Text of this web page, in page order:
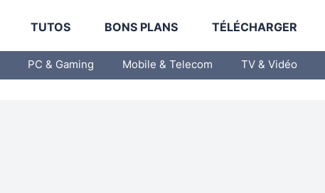
TUTOS BONS PLANS TÉLÉCHARGER
PC & Gaming Mobile & Telecom TV & Vidéo